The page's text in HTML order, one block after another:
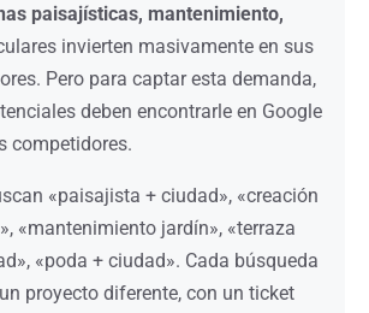
paisajísticas, mantenimiento,
invierten masivamente en sus
Pero para captar esta demanda,
deben encontrarle en Google
competidores.
«paisajista + ciudad», «creación
«mantenimiento jardín», «terraza
«poda + ciudad». Cada búsqueda
proyecto diferente, con un ticket